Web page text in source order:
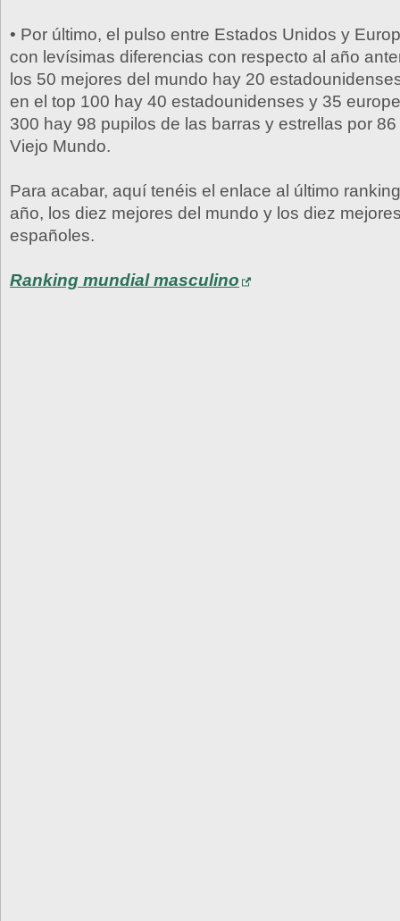
• Por último, el pulso entre Estados Unidos y
con levísimas diferencias con respecto al año
los 50 mejores del mundo hay 20
en el top 100 hay 40 estadounidenses y 35
300 hay 98 pupilos de las barras y estrellas por
Viejo Mundo.
Para acabar, aquí tenéis el enlace al último
año, los diez mejores del mundo y los diez
españoles.
Ranking mundial masculino